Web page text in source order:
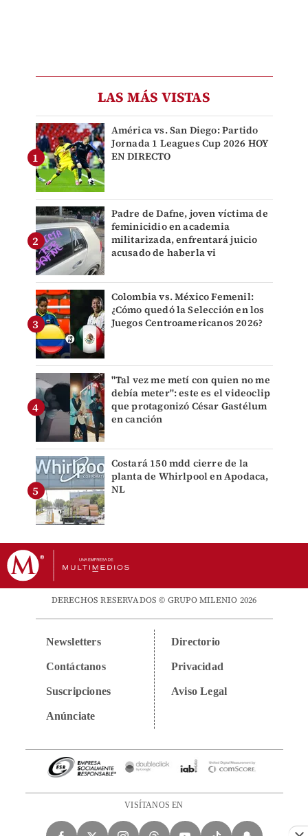
LAS MÁS VISTAS
América vs. San Diego: Partido
Jornada 1 Leagues Cup 2026 HOY
EN DIRECTO
Padre de Dafne, joven víctima de
feminicidio en academia
militarizada, enfrentará juicio
acusado de haberla vi
Colombia vs. México Femenil:
¿Cómo quedó la Selección en los
Juegos Centroamericanos 2026?
"Tal vez me metí con quien no me
debía meter": este es el videoclip
que protagonizó César Gastélum
en canción
Costará 150 mdd cierre de la
planta de Whirlpool en Apodaca,
NL
DERECHOS RESERVADOS © GRUPO MILENIO 2026
Newsletters
Contáctanos
Suscripciones
Anúnciate
Directorio
Privacidad
Aviso Legal
VISÍTANOS EN